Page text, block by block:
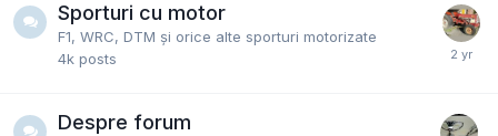
Sporturi cu motor
F1, WRC, DTM și orice alte sporturi motorizate
4k posts
Despre forum